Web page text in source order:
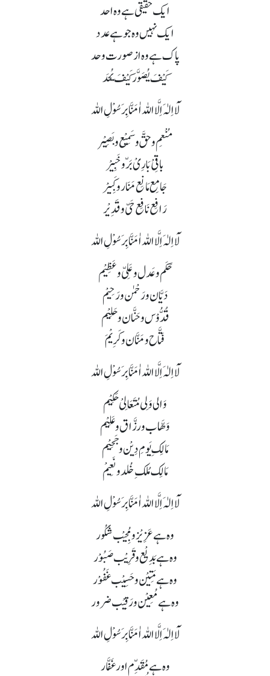
ایک حقیقی ہے وہ احد
ایک نہیں وہ جو ہے عدد
پاک ہے وہ از صورت و حد
کَیْفَ یُصَوَّر کَیْفَ یُحَد
لَآ اِلٰہَ اِلَّا اللہ اٰمَنَّا بِرَسُوْلِ اللہ
مُنْعِم و حقَّ وسَمِیْع وبَصِیْر
باقِیْ بَارِیْ بَرّ و خَبِیْر
جَامِع مَانِع مَنَار و کَبِیْر
رَافِع نَافِع حَیّ و قَدِیْر
لَآ اِلٰہَ اِلَّا اللہ اٰمَنَّا بِرَسُوْلِ اللہ
حَکَم و عَدل و عَلِیّ و عَظِیْم
دَیَّان و رَحْمٰن و رَحِیْم
قُدُّوْس و حَنَّان و حَلِیْم
فَتَّاح و مَنَّان و کَرِیْمَ
لَآ اِلٰہَ اِلَّا اللہ اٰمَنَّا بِرَسُوْلِ اللہ
وَالی وَلِی مُتَعَالِیْ حَکِیْم
وَھَّاب و رزَّاق و عَلِیْم
مَالِکِ یَومِ دِیْن و جَحِیْم
مَالِک مُلکِ خُلد و نَعِیْم
لَآ اِلٰہَ اِلَّا اللہ اٰمَنَّا بِرَسُوْلِ اللہ
وہ ہے عَزِیْز و مُجِیْب شَکُور
وہ ہے بَدِیْع و قَرِیْب صَبُوْر
وہ ہے مَتِیْن و حَسِیْب غَفُوْر
وہ ہے مُعِیْن و رَقِیْب ضرور
لَآ اِلٰہَ اِلَّا اللہ اٰمَنَّا بِرَسُوْلِ اللہ
وہ ہے مُقَدِّم اور غَفَّار